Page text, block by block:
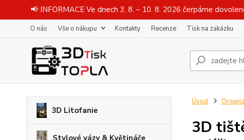
📢 INFORMACE Ve dnech 3. 8. – 10. 8. 2026 čerpáme
O nás Vše o nákupu Kontakty Recenze Tisk na zakázku
3D Litofanie
Stylové vázy & Květináče
Úvod
3D